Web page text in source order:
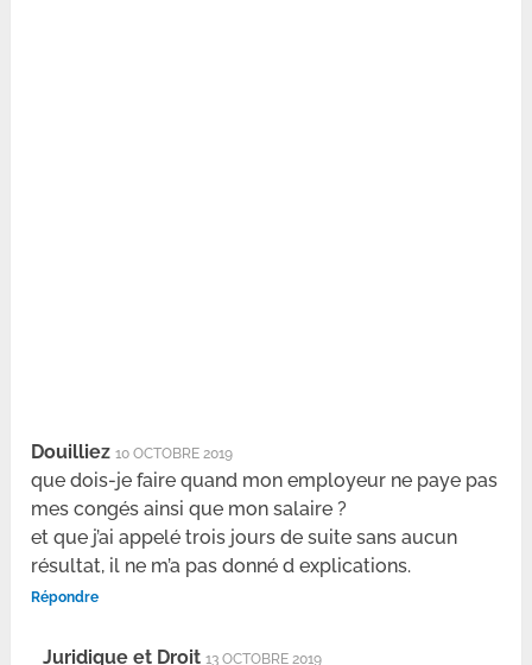
Douilliez 10 OCTOBRE 2019
que dois-je faire quand mon employeur ne paye pas
mes congés ainsi que mon salaire ?
et que j’ai appelé trois jours de suite sans aucun
résultat, il ne m’a pas donné d explications.
Répondre
Juridique et Droit 13 OCTOBRE 2019